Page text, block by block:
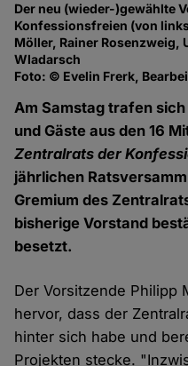
Der neu (wieder-)gewählte
Konfessionsfreien (von
Möller, Rainer Rosenzweig,
Wladarsch
Foto: © Evelin Frerk,
Am Samstag trafen
und Gäste aus den 16
Zentralrats der
jährlichen
Gremium des
bisherige Vorstand
besetzt.
Der Vorsitzende Philipp
hervor, dass der
hinter sich habe und
Projekten stecke.